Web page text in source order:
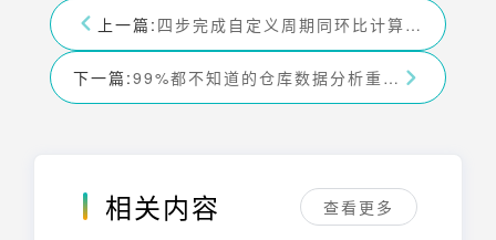
上一篇: 四步完成自定义周期同环比计算，实现销售报表制作自动化！——九数云
下一篇: 99%都不知道的仓库数据分析重点，不来看看吗？——九数云BI
相关内容 查看更多